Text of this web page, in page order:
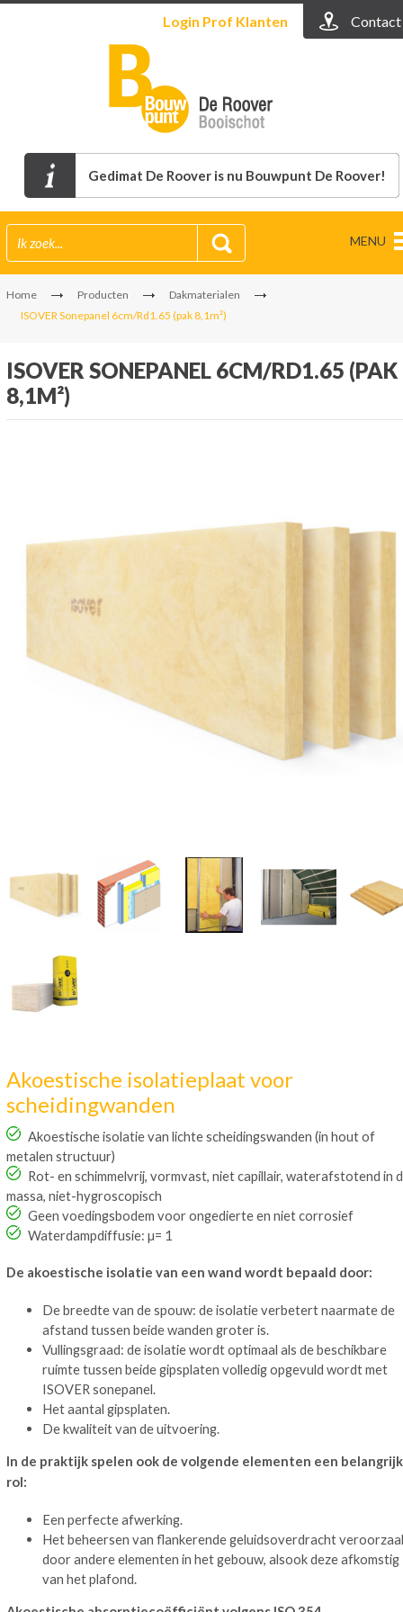
Login Prof Klanten Contact
Gedimat De Roover is nu Bouwpunt De Roover!
MENU
Home Producten
Dakmaterialen
ISOVER Sonepanel 6cm/Rd1.65 (pak 8,1m²)
ISOVER SONEPANEL 6CM/RD1.65 (PAK
8,1M²)
Akoestische isolatieplaat voor
scheidingwanden
Akoestische isolatie van lichte scheidingswanden (in hout of
metalen structuur)
Rot- en schimmelvrij, vormvast, niet capillair, waterafstotend in
massa, niet-hygroscopisch
Geen voedingsbodem voor ongedierte en niet corrosief
Waterdampdiffusie: µ= 1
De akoestische isolatie van een wand wordt bepaald door:
De breedte van de spouw: de isolatie verbetert naarmate de
afstand tussen beide wanden groter is.
Vullingsgraad: de isolatie wordt optimaal als de beschikbare
ruimte tussen beide gipsplaten volledig opgevuld wordt met
ISOVER sonepanel.
Het aantal gipsplaten.
De kwaliteit van de uitvoering.
In de praktijk spelen ook de volgende elementen een
rol:
Een perfecte afwerking.
Het beheersen van flankerende geluidsoverdracht
door andere elementen in het gebouw, alsook deze afkomstig
van het plafond.